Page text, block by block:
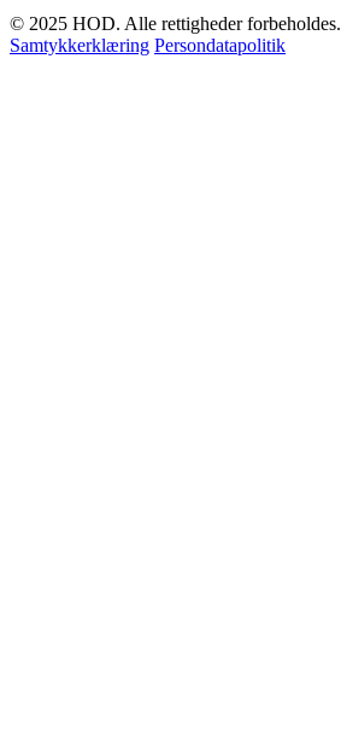
© 2025 HOD. Alle rettigheder forbeholdes.
Samtykkerklæring Persondatapolitik